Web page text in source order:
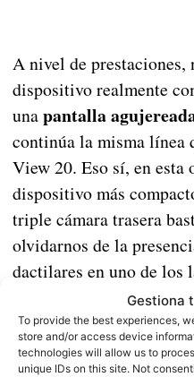
Gestiona
To provide the best experiences,
store and/or access device
technologies will allow us to
unique IDs on this site. Not
A nivel de prestaciones,
dispositivo realmente
unapantalla
continúa la misma línea
View 20. Eso sí, en esta
dispositivo más
triple cámara trasera
olvidarnos de la
dactilares en uno de los
hablamos de
Kirin 980 como base
GB de RAM y 128 GB